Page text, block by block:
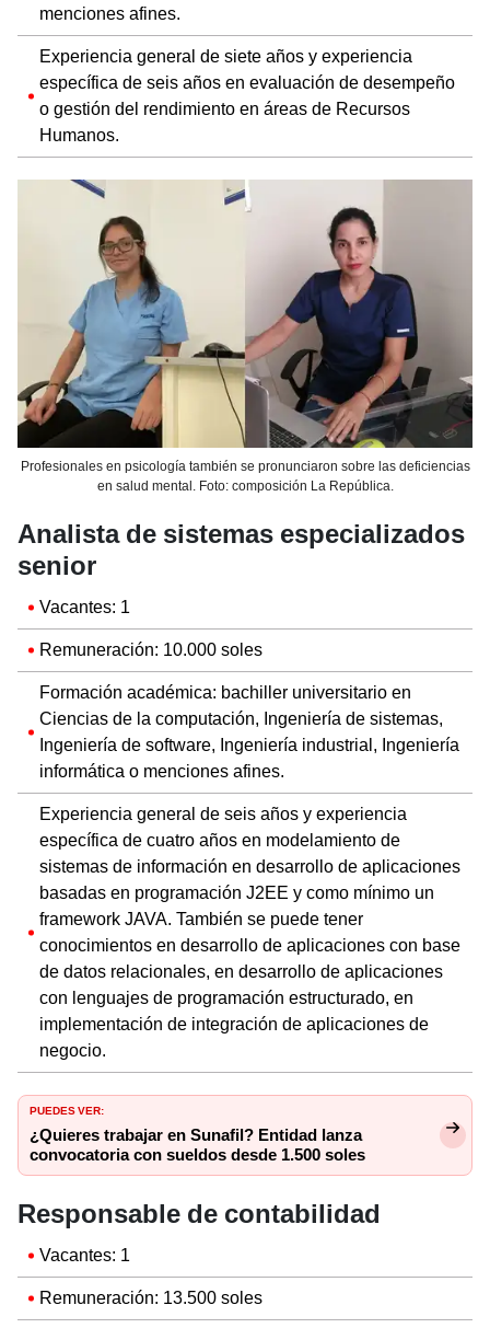
menciones afines.
Experiencia general de siete años y experiencia
específica de seis años en evaluación de desempeño
o gestión del rendimiento en áreas de Recursos
Humanos.
Profesionales en psicología también se pronunciaron sobre las deficiencias
en salud mental. Foto: composición La República.
Analista de sistemas especializados
senior
Vacantes: 1
Remuneración: 10.000 soles
Formación académica: bachiller universitario en
Ciencias de la computación, Ingeniería de sistemas,
Ingeniería de software, Ingeniería industrial, Ingeniería
informática o menciones afines.
Experiencia general de seis años y experiencia
específica de cuatro años en modelamiento de
sistemas de información en desarrollo de aplicaciones
basadas en programación J2EE y como mínimo un
framework JAVA. También se puede tener
conocimientos en desarrollo de aplicaciones con base
de datos relacionales, en desarrollo de aplicaciones
con lenguajes de programación estructurado, en
implementación de integración de aplicaciones de
negocio.
PUEDES VER:
¿Quieres trabajar en Sunafil? Entidad lanza
convocatoria con sueldos desde 1.500 soles
Responsable de contabilidad
Vacantes: 1
Remuneración: 13.500 soles